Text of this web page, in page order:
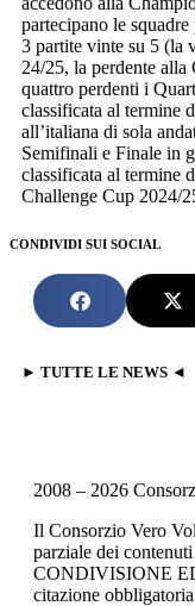
partecipano le
3 partite vinte su 5 (la
24/25, la perdente
quattro perdenti i
classificata al termine
all’italiana di sola
Semifinali e Finale in
classificata al termine
Challenge Cup 2024/
CONDIVIDI SUI SOCIAL
► TUTTE LE NEWS ◄
2008 – 2026
Il Consorzio Vero
parziale dei
CONDIVISIONE
citazione